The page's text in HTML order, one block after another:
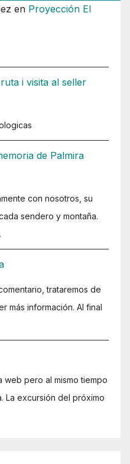
en Proyección El
i visita al seller
de Palmira
con nosotros, su
sendero y montaña.
trataremos de
más información. Al final
web pero al mismo tiempo
La excursión del próximo